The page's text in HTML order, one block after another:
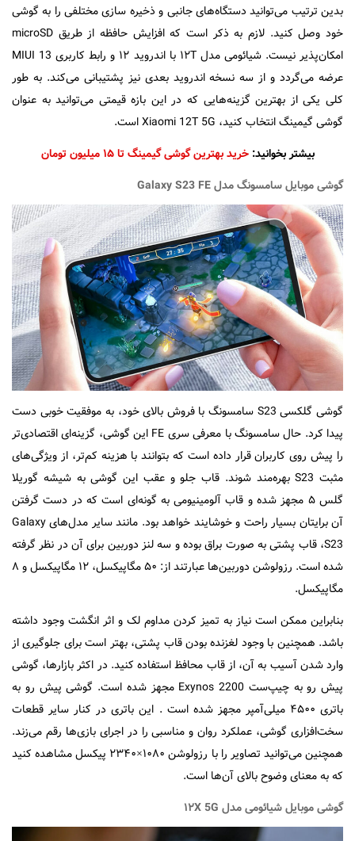
بدین ترتیب می‌توانید دستگاه‌های جانبی و ذخیره سازی مختلفی را به گوشی
خود وصل کنید. لازم به ذکر است که افزایش حافظه از طریق microSD
امکان‌پذیر نیست. شیائومی مدل ۱۲T با اندروید ۱۲ و رابط کاربری MIUI 13
عرضه می‌گردد و از سه نسخه اندروید بعدی نیز پشتیبانی می‌کند. به طور
کلی یکی از بهترین گزینه‌هایی که در این بازه قیمتی می‌توانید به عنوان
گوشی گیمینگ انتخاب کنید، Xiaomi 12T 5G است.
بیشتر بخوانید:خرید بهترین گوشی گیمینگ تا ۱۵ میلیون تومان
گوشی موبایل سامسونگ مدل Galaxy S23 FE
گوشی گلکسی S23 سامسونگ با فروش بالای خود، به موفقیت خوبی دست
پیدا کرد. حال سامسونگ با معرفی سری FE این گوشی، گزینه‌ای اقتصادی‌تر
را پیش روی کاربران قرار داده است که بتوانند با هزینه کم‌تر، از ویژگی‌های
مثبت S23 بهره‌مند شوند. قاب جلو و عقب این گوشی به شیشه گوریلا
گلس ۵ مجهز شده و قاب آلومینیومی به گونه‌ای است که در دست گرفتن
آن برایتان بسیار راحت و خوشایند خواهد بود. مانند سایر مدل‌های Galaxy
S23، قاب پشتی به صورت براق بوده و سه لنز دوربین برای آن در نظر گرفته
شده است. رزولوشن دوربین‌ها عبارتند از: ۵۰ مگاپیکسل، ۱۲ مگاپیکسل و ۸
مگاپیکسل.
بنابراین ممکن است نیاز به تمیز کردن مداوم لک و اثر انگشت وجود داشته
باشد. همچنین با وجود لغزنده بودن قاب پشتی، بهتر است برای جلوگیری از
وارد شدن آسیب به آن، از قاب محافظ استفاده کنید. در اکثر بازار‌ها، گوشی
پیش رو به چیپ‌ست Exynos 2200 مجهز شده است. گوشی پیش رو به
باتری ۴۵۰۰ میلی‌آمپر مجهز شده است . این باتری در کنار سایر قطعات
سخت‌افزاری گوشی، عملکرد روان و مناسبی را در اجرای بازی‌ها رقم می‌زند.
همچنین می‌توانید تصاویر را با رزولوشن ۱۰۸۰×۲۳۴۰ پیکسل مشاهده کنید
که به معنای وضوح بالای آن‌ها است.
گوشی موبایل شیائومی مدل ۱۲X 5G